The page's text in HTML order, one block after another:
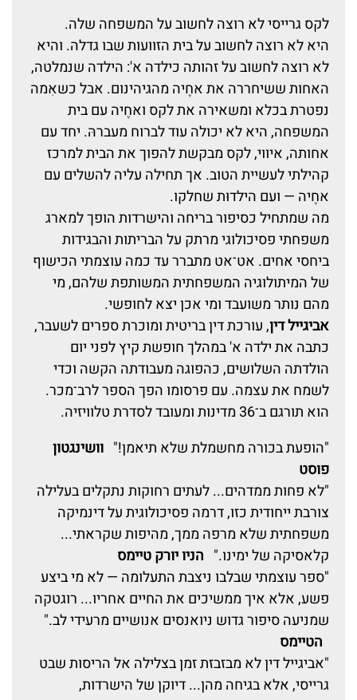
לקס גרייסי לא רוצה לחשוב על המשפחה שלה.
היא לא רוצה לחשוב על בית הזוועות שבו גדלה. והיא
לא רוצה לחשוב על זהותה כילדה א': הילדה שנמלטה,
האחות ששיחררה את אחֶיה מהגיהינום. אבל כשאִמה
נפטרת בכלא ומשאירה את לקס ואחֶיה עם בית
המשפחה, היא לא יכולה עוד לברוח מעברהּ. יחד עם
אחותה, איווי, לקס מבקשת להפוך את הבית למרכז
קהילתי לעשיית הטוב. אך תחילה עליה להשלים עם
אחֶיה — ועם הילדוּת שחלקו.
מה שמתחיל כסיפור בריחה והישרדות הופך למארג
משפחתי פסיכולוגי מרתק על הבריתות והבגידות
ביחסי אחים. אט־אט מתברר עד כמה עוצמתי הכישוף
של המיתולוגיה המשפחתית המשותפת שלהם, מי
מהם נותר משועבד ומי אכן יצא לחופשי.
אביגייל דין, עורכת דין בריטית ומוכרת ספרים לשעבר,
כתבה את ילדה א' במהלך חופשת קיץ לפני יום
הולדתה השלושים, כהפוגה מעבודתה הקשה וכדי
לשמח את עצמה. עם פרסומו הפך הספר לרב־מכר.
הוא תורגם ב־36 מדינות ומעובד לסדרת טלוויזיה.
"הופעת בכורה מחשמלת שלא תיאמן!" וושינגטון
פוסט
"לא פחות ממדהים... לעתים רחוקות נתקלים בעלילה
צורבת ייחודית כזו, דרמה פסיכולוגית על דינמיקה
משפחתית שלא מרפה ממך, מהיפות שקראתי...
קלאסיקה של ימינו." הניו יורק טיימס
"ספר עוצמתי שבלבו ניצבת התעלומה — לא מי ביצע
פשע, אלא איך ממשיכים את החיים אחריו... רוגטקה
שמניעה סיפור גדוש ניואנסים אנושיים מרעידי לב."
הטיימס
"אביגייל דין לא מבזבזת זמן בצלילה אל הריסות שבט
גרייסי, אלא בגיחה מהן... דיוקן של הישרדות,